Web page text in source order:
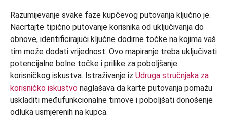
Razumijevanje svake faze kupčevog putovanja ključno je.
Nacrtajte tipično putovanje korisnika od uključivanja do
obnove, identificirajući ključne dodirne točke na kojima vaš
tim može dodati vrijednost. Ovo mapiranje treba uključivati
​​potencijalne bolne točke i prilike za poboljšanje
korisničkog iskustva. Istraživanje iz Udruga stručnjaka za
korisničko iskustvo naglašava da karte putovanja pomažu
uskladiti međufunkcionalne timove i poboljšati donošenje
odluka usmjerenih na kupca.